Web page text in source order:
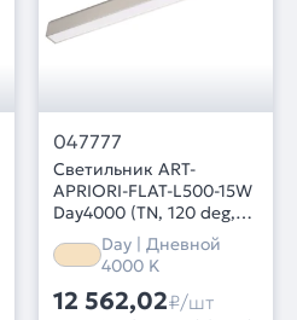
047777
Светильник ART-
APRIORI-FLAT-L500-15W
Day4000 (TN, 120 deg,
48V) (Arlight, IP20
Металл, 3 года)
Day | Дневной
4000 K
12 562,02₽/шт